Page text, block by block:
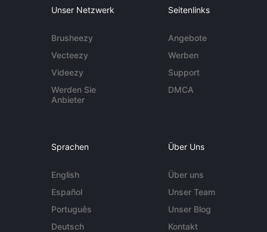
Unser Netzwerk
Brusheezy
Vecteezy
Videezy
Werden Sie
Anbieter
Seitenlinks
Angebote
Werben
Support
DMCA
Sprachen
English
Español
Português
Deutsch
Über Uns
Über uns
Unser Team
Unser Blog
Kontakt